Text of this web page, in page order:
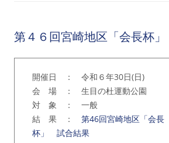
第４６回宮崎地区「会長杯」
開催日 ： 令和６年30日(日)
会 場 ： 生目の杜運動公園
対 象 ： 一般
結 果 ： 第46回宮崎地区「会長
杯」 試合結果